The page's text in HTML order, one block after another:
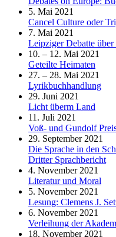
5. Mai 2021
Cancel Culture oder
7. Mai 2021
Leipziger Debatte
10. – 12. Mai 2021
Geteilte Heimaten
27. – 28. Mai 2021
Lyrikbuchhandlung
29. Juni 2021
Licht überm Land
11. Juli 2021
Voß- und Gundolf
29. September 2021
Die Sprache in den
Dritter Sprachbericht
4. November 2021
Literatur und Moral
5. November 2021
Lesung: Clemens J.
6. November 2021
Verleihung der
18. November 2021